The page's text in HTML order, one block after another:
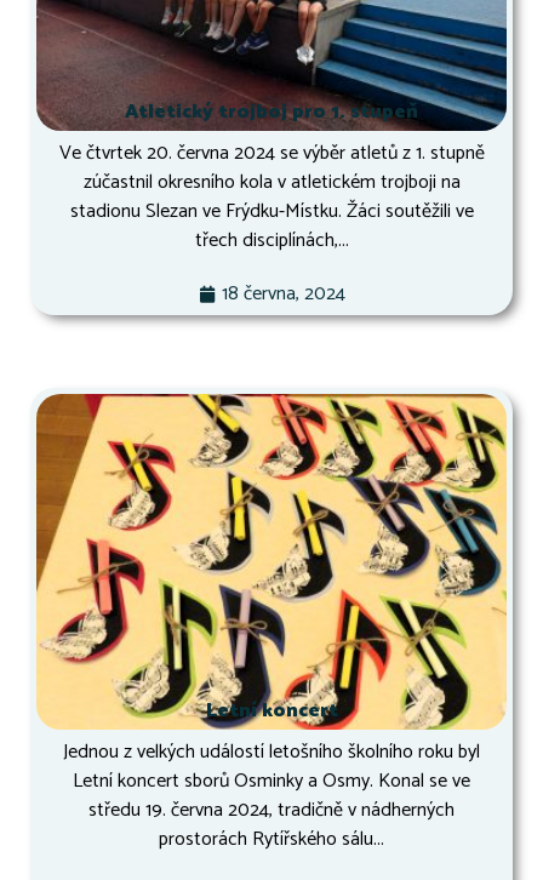
Atletický trojboj pro 1. stupeň
Ve čtvrtek 20. června 2024 se výběr atletů z 1. stupně
zúčastnil okresního kola v atletickém trojboji na
stadionu Slezan ve Frýdku-Místku. Žáci soutěžili ve
třech disciplínách,...
18 června, 2024
Letní koncert
Jednou z velkých událostí letošního školního roku byl
Letní koncert sborů Osminky a Osmy. Konal se ve
středu 19. června 2024, tradičně v nádherných
prostorách Rytířského sálu...